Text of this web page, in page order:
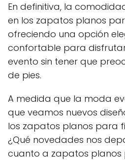
En definitiva, la
en los zapatos planos
ofreciendo una opción
confortable para
evento sin tener que
de pies.
A medida que la moda
que veamos nuevos
los zapatos planos para
¿Qué novedades nos
cuanto a zapatos planos